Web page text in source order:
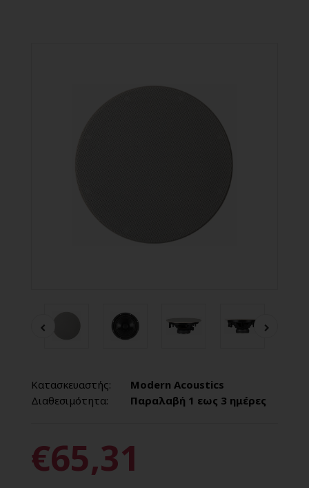
Κατασκευαστής:
Modern Acoustics
Διαθεσιμότητα:
Παραλαβή 1 εως 3 ημέρες
€65,31